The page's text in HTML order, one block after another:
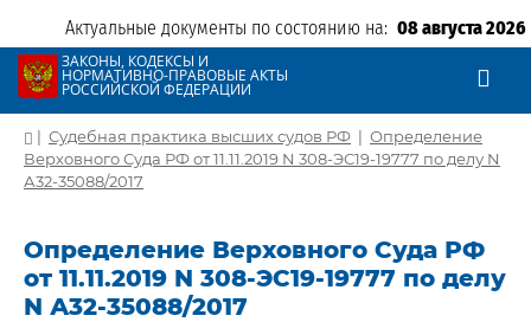
Актуальные документы по состоянию на: 08 августа 2026
ЗАКОНЫ, КОДЕКСЫ И
НОРМАТИВНО-ПРАВОВЫЕ АКТЫ
РОССИЙСКОЙ ФЕДЕРАЦИИ
| Судебная практика высших судов РФ | Определение
Верховного Суда РФ от 11.11.2019 N 308-ЭС19-19777 по делу N
А32-35088/2017
Определение Верховного Суда РФ
от 11.11.2019 N 308-ЭС19-19777 по делу
N А32-35088/2017